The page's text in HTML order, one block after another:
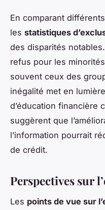
En comparant
les statistiques
des disparités
refus pour les
souvent ceux des
inégalité met en
d’éducation financière
suggèrent que
l’information pourrait
de crédit.
Perspectives sur
Les points de vue sur